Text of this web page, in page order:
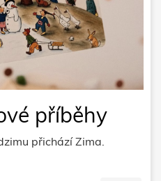
příběhy
přichází Zima.